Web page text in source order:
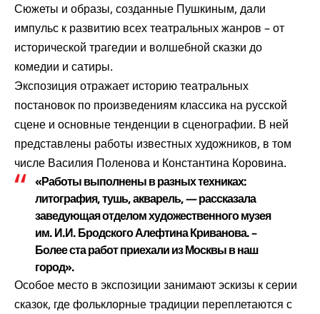
Сюжеты и образы, созданные Пушкиным, дали
импульс к развитию всех театральных жанров – от
исторической трагедии и волшебной сказки до
комедии и сатиры.
Экспозиция отражает историю театральных
постановок по произведениям классика на русской
сцене и основные тенденции в сценографии. В ней
представлены работы известных художников, в том
числе Василия Поленова и Константина Коровина.
«Работы выполнены в разных техниках:
литография, тушь, акварель, — рассказала
заведующая отделом художественного музея
им. И.И. Бродского Алефтина Криванова. –
Более ста работ приехали из Москвы в наш
город».
Особое место в экспозиции занимают эскизы к серии
сказок, где фольклорные традиции переплетаются с